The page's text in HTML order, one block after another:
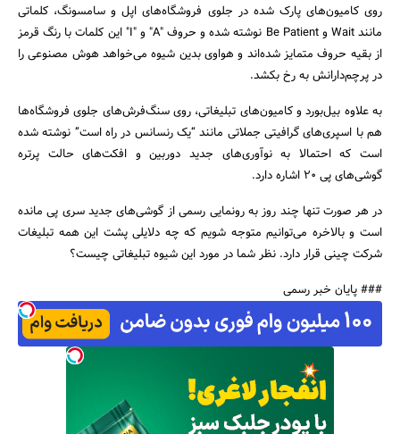
جستجو
روی کامیون‌های پارک شده در جلوی فروشگاه‌های اپل و سامسونگ، کلماتی
مانند Wait و Be Patient نوشته شده و حروف "A" و "I" این کلمات با رنگ قرمز
از بقیه حروف متمایز شده‌اند و هواوی بدین شیوه می‌خواهد هوش مصنوعی را
در پرچم‌دارانش به رخ بکشد.
به علاوه بیل‌بورد و کامیون‌های تبلیغاتی، روی سنگ‌فرش‌های جلوی فروشگاه‌ها
هم با اسپری‌های گرافیتی جملاتی مانند “یک رنسانس در راه است” نوشته شده
است که احتمالا به نوآوری‌های جدید دوربین و افکت‌های حالت پرتره
گوشی‌های پی 20 اشاره دارد.
در هر صورت تنها چند روز به رونمایی رسمی از گوشی‌های جدید سری پی مانده
است و بالاخره می‌توانیم متوجه شویم که چه دلایلی پشت این همه تبلیغات
شرکت چینی قرار دارد. نظر شما در مورد این شیوه تبلیغاتی چیست؟
### پایان خبر رسمی